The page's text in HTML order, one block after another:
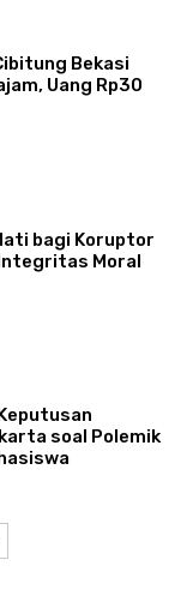
Bekasi
Uang Rp30
bagi Koruptor
Moral
soal Polemik